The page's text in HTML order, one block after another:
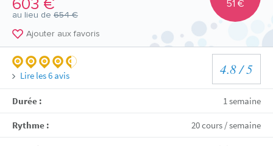
603 €
au lieu de 654 €
51 €
Ajouter aux favoris
4.8/ 5
Lire les6 avis
Durée : 1 semaine
Rythme : 20 cours / semaine